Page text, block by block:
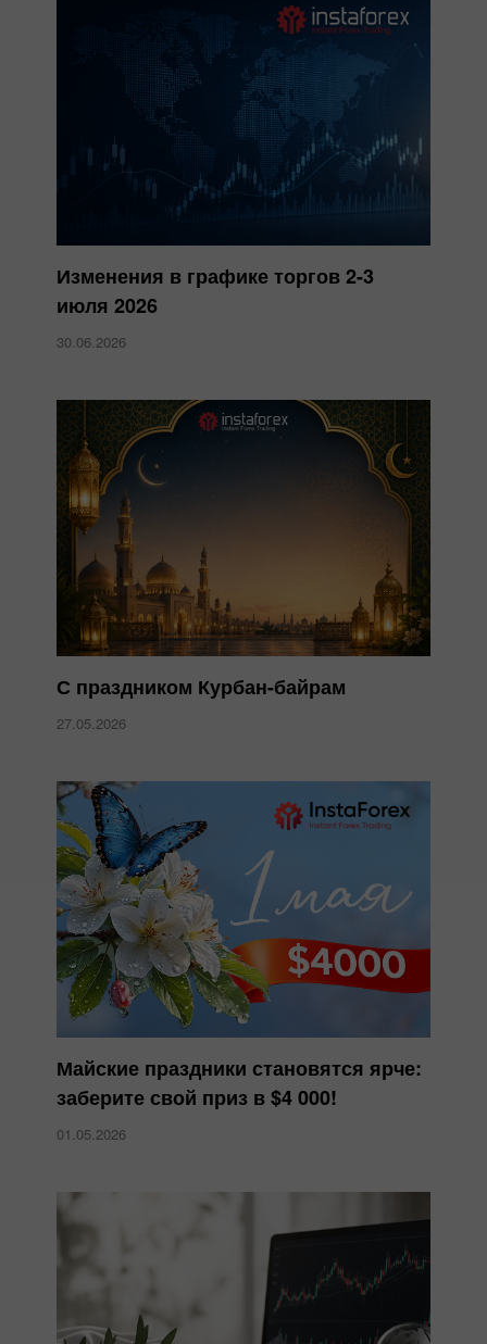
Изменения в графике торгов 2-3
июля 2026
30.06.2026
С праздником Курбан-байрам
27.05.2026
Майские праздники становятся ярче:
заберите свой приз в $4 000!
01.05.2026